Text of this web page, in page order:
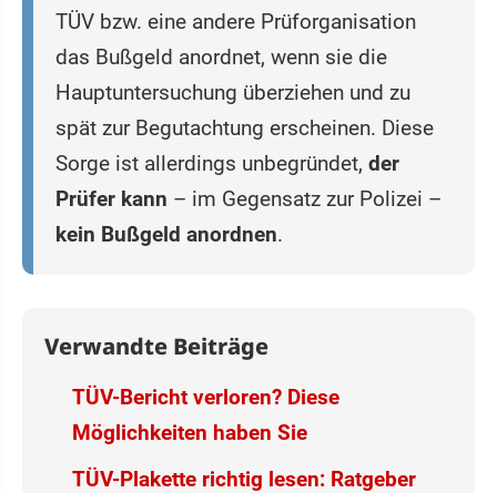
TÜV bzw. eine andere Prüforganisation
das Bußgeld anordnet, wenn sie die
Hauptuntersuchung überziehen und zu
spät zur Begutachtung erscheinen. Diese
Sorge ist allerdings unbegründet, der
Prüfer kann – im Gegensatz zur Polizei –
kein Bußgeld anordnen.
Verwandte Beiträge
TÜV-Bericht verloren? Diese
Möglichkeiten haben Sie
TÜV-Plakette richtig lesen: Ratgeber